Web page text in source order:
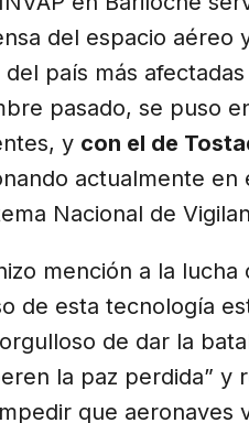
del espacio aéreo
del país más
pasado, se puso
y con el de
actualmente en
Nacional de
mención a la
de esta tecnología
de dar la
la paz perdida” y
que aeronaves